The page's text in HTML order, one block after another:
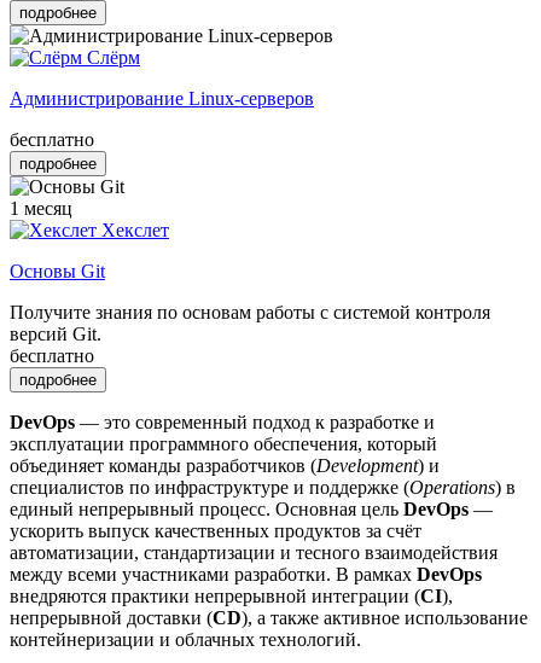
подробнее
Слёрм
Администрирование Linux-серверов
бесплатно
подробнее
1 месяц
Хекслет
Основы Git
Получите знания по основам работы с системой контроля
версий Git.
бесплатно
подробнее
DevOps — это современный подход к разработке и
эксплуатации программного обеспечения, который
объединяет команды разработчиков (Development) и
специалистов по инфраструктуре и поддержке (Operations) в
единый непрерывный процесс. Основная цель DevOps —
ускорить выпуск качественных продуктов за счёт
автоматизации, стандартизации и тесного взаимодействия
между всеми участниками разработки. В рамках DevOps
внедряются практики непрерывной интеграции (CI),
непрерывной доставки (CD), а также активное использование
контейнеризации и облачных технологий.